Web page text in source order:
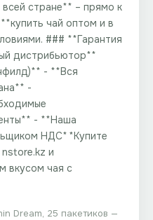
стране** – прямо к
чай оптом и в
### **Гарантия
дистрибьютор**
- **Вся
-
- **Наша
НДС** **Купите
nstore.kz и
вкусом чая с
Dream, 25 пакетиков —